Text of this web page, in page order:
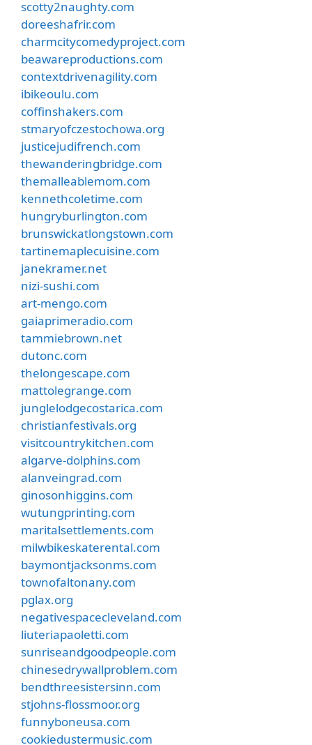
scotty2naughty.com
doreeshafrir.com
charmcitycomedyproject.com
beawareproductions.com
contextdrivenagility.com
ibikeoulu.com
coffinshakers.com
stmaryofczestochowa.org
justicejudifrench.com
thewanderingbridge.com
themalleablemom.com
kennethcoletime.com
hungryburlington.com
brunswickatlongstown.com
tartinemaplecuisine.com
janekramer.net
nizi-sushi.com
art-mengo.com
gaiaprimeradio.com
tammiebrown.net
dutonc.com
thelongescape.com
mattolegrange.com
junglelodgecostarica.com
christianfestivals.org
visitcountrykitchen.com
algarve-dolphins.com
alanveingrad.com
ginosonhiggins.com
wutungprinting.com
maritalsettlements.com
milwbikeskaterental.com
baymontjacksonms.com
townofaltonany.com
pglax.org
negativespacecleveland.com
liuteriapaoletti.com
sunriseandgoodpeople.com
chinesedrywallproblem.com
bendthreesistersinn.com
stjohns-flossmoor.org
funnyboneusa.com
cookiedustermusic.com